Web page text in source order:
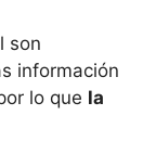
son
información
lo que la